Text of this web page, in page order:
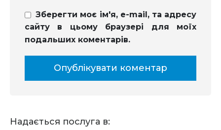
Зберегти моє ім'я, e-mail, та адресу
сайту в цьому браузері для моїх
подальших коментарів.
Надається послуга в: